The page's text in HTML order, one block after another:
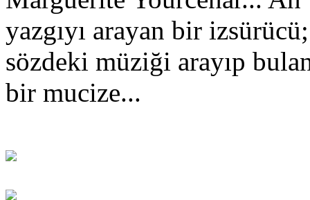
yazgıyı arayan bir
sözdeki müziği arayıp
bir mucize...